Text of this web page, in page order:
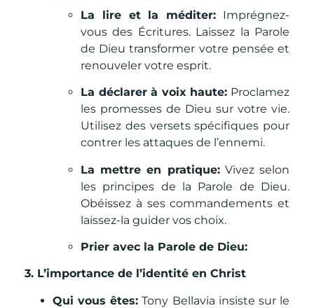
La lire et la méditer: Imprégnez-
vous des Écritures. Laissez la Parole
de Dieu transformer votre pensée et
renouveler votre esprit.
La déclarer à voix haute: Proclamez
les promesses de Dieu sur votre vie.
Utilisez des versets spécifiques pour
contrer les attaques de l’ennemi.
La mettre en pratique:Vivez selon
les principes de la Parole de Dieu.
Obéissez à ses commandements et
laissez-la guider vos choix.
Prier avec la Parole de Dieu:
3. L’importance de l’identité en Christ
Qui vous êtes: Tony Bellavia insiste sur le